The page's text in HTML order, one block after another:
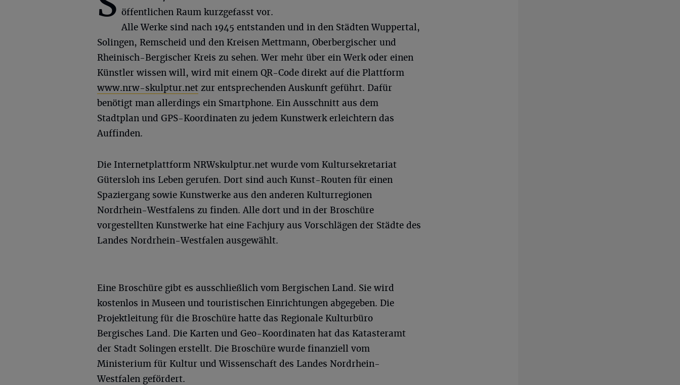
öffentlichen Raum kurzgefasst vor.
Alle Werke sind nach 1945 entstanden und in den Städten Wuppertal,
Solingen, Remscheid und den Kreisen Mettmann, Oberbergischer und
Rheinisch-Bergischer Kreis zu sehen. Wer mehr über ein Werk oder einen
Künstler wissen will, wird mit einem QR-Code direkt auf die Plattform
www.nrw-skulptur.net zur entsprechenden Auskunft geführt. Dafür
benötigt man allerdings ein Smartphone. Ein Ausschnitt aus dem
Stadtplan und GPS-Koordinaten zu jedem Kunstwerk erleichtern das
Auffinden.
Die Internetplattform NRWskulptur.net wurde vom Kultursekretariat
Gütersloh ins Leben gerufen. Dort sind auch Kunst-Routen für einen
Spaziergang sowie Kunstwerke aus den anderen Kulturregionen
Nordrhein-Westfalens zu finden. Alle dort und in der Broschüre
vorgestellten Kunstwerke hat eine Fachjury aus Vorschlägen der Städte des
Landes Nordrhein-Westfalen ausgewählt.
Eine Broschüre gibt es ausschließlich vom Bergischen Land. Sie wird
kostenlos in Museen und touristischen Einrichtungen abgegeben. Die
Projektleitung für die Broschüre hatte das Regionale Kulturbüro
Bergisches Land. Die Karten und Geo-Koordinaten hat das Katasteramt
der Stadt Solingen erstellt. Die Broschüre wurde finanziell vom
Ministerium für Kultur und Wissenschaft des Landes Nordrhein-
Westfalen gefördert.